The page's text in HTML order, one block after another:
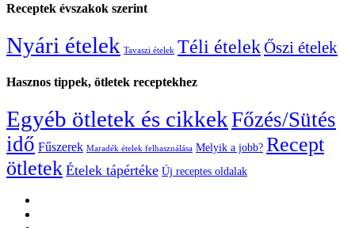
Receptek évszakok szerint
Nyári ételek Tavaszi ételek Téli ételekŐszi ételek
Hasznos tippek, ötletek receptekhez
Egyéb ötletek és cikkekFőzés/Sütés
idő Fűszerek Maradék ételek felhasználása Melyik a jobb? Recept
ötletek Ételek tápértéke Új receptes oldalak